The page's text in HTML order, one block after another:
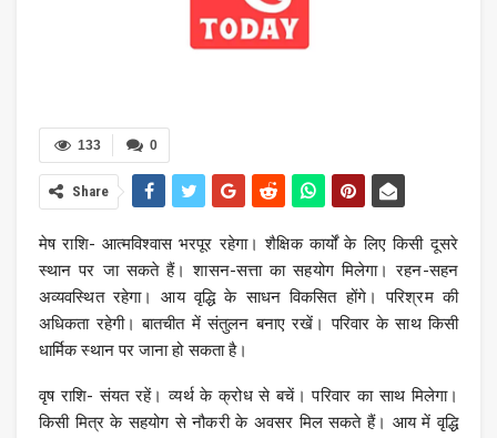
0
133
Share
मेष राशि- आत्मविश्वास भरपूर रहेगा। शैक्षिक कार्यों के लिए किसी दूसरे
स्थान पर जा सकते हैं। शासन-सत्ता का सहयोग मिलेगा। रहन-सहन
अव्यवस्थित रहेगा। आय वृद्धि के साधन विकसित होंगे। परिश्रम की
अधिकता रहेगी। बातचीत में संतुलन बनाए रखें। परिवार के साथ किसी
धार्मिक स्‍थान पर जाना हो सकता है।
वृष राशि- संयत रहें। व्यर्थ के क्रोध से बचें। परिवार का साथ मिलेगा।
किसी मित्र के सहयोग से नौकरी के अवसर मिल सकते हैं। आय में वृद्धि